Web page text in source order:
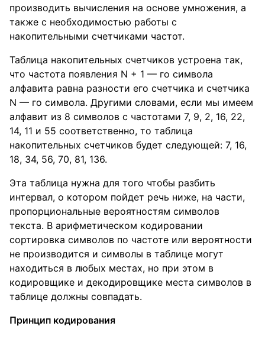
производить вычисления на основе умножения, а
также с необходимостью работы с
накопительными счетчиками частот.
Таблица накопительных счетчиков устроена так,
что частота появления N + 1 — го символа
алфавита равна разности его счетчика и счетчика
N — го символа. Другими словами, если мы имеем
алфавит из 8 символов с частотами 7, 9, 2, 16, 22,
14, 11 и 55 соответственно, то таблица
накопительных счетчиков будет следующей: 7, 16,
18, 34, 56, 70, 81, 136.
Эта таблица нужна для того чтобы разбить
интервал, о котором пойдет речь ниже, на части,
пропорциональные вероятностям символов
текста. В арифметическом кодировании
сортировка символов по частоте или вероятности
не производится и символы в таблице могут
находиться в любых местах, но при этом в
кодировщике и декодировщике места символов в
таблице должны совпадать.
Принцип кодирования